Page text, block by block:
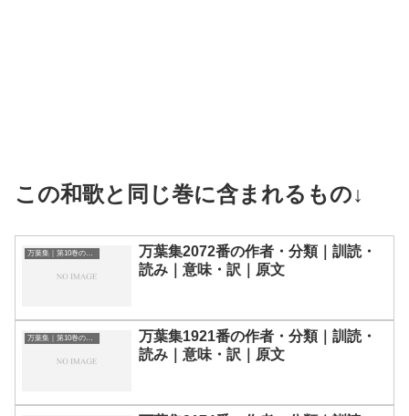
この和歌と同じ巻に含まれるもの↓
万葉集｜第10巻の和歌一覧
万葉集2072番の作者・分類｜訓読・
読み｜意味・訳｜原文
万葉集｜第10巻の和歌一覧
万葉集1921番の作者・分類｜訓読・
読み｜意味・訳｜原文